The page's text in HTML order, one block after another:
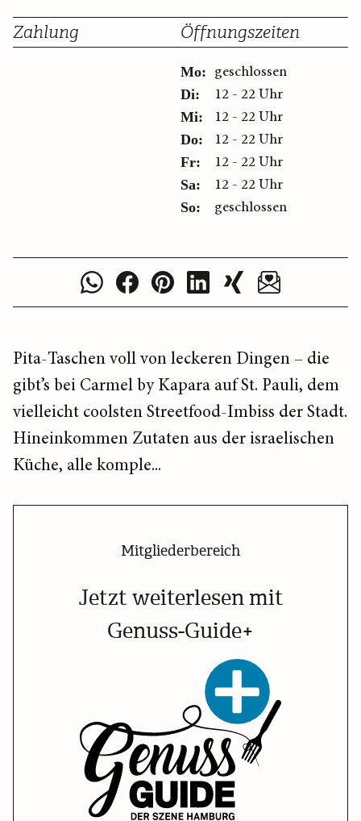
Zahlung Öffnungszeiten
Mo: geschlossen
Di: 12 - 22 Uhr
Mi: 12 - 22 Uhr
Do: 12 - 22 Uhr
Fr: 12 - 22 Uhr
Sa: 12 - 22 Uhr
So: geschlossen
Pita-Taschen voll von leckeren Dingen – die
gibt’s bei Carmel by Kapara auf St. Pauli, dem
vielleicht coolsten Streetfood-Imbiss der Stadt.
Hineinkommen Zutaten aus der israelischen
Küche, alle komple...
Mitgliederbereich
Jetzt weiterlesen mit
Genuss-Guide+